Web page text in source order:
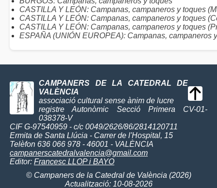
CASTILLA Y LEÓN: Campanas, campaneros y toques
CASTILLA Y LEÓN: Campanas, campaneros y toques
CASTILLA Y LEÓN: Campanas, campaneros y toques
ESPAÑA (UNIÓN EUROPEA): Campanas, campaneros
CAMPANERS DE LA CATEDRAL DE
VALÈNCIA
associació cultural sense ànim de lucre
registre Autonòmic Secció Primera CV-01-
038378-V
CIF G-97540959 - c/c 0049/2626/86/2814120711
Ermita de Santa Llúcia - Carrer de l'Hospital, 15
Telèfon 636 066 978 - 46001 - VALÈNCIA
campanerscatedralvalencia@gmail.com
Editor: Francesc LLOP i BAYO
© Campaners de la Catedral de València (2026)
Actualització: 10-08-2026